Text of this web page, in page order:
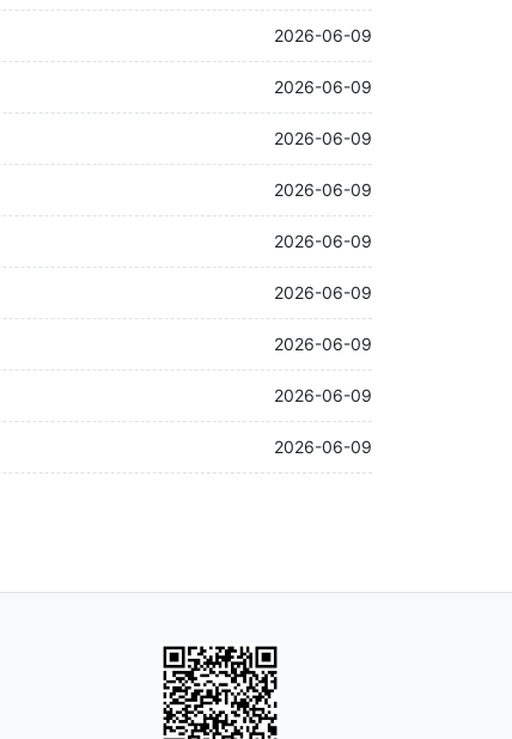
2026-06-09
2026-06-09
2026-06-09
2026-06-09
2026-06-09
2026-06-09
2026-06-09
2026-06-09
2026-06-09